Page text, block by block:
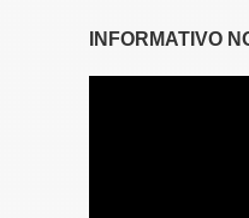
INFORMATIVO